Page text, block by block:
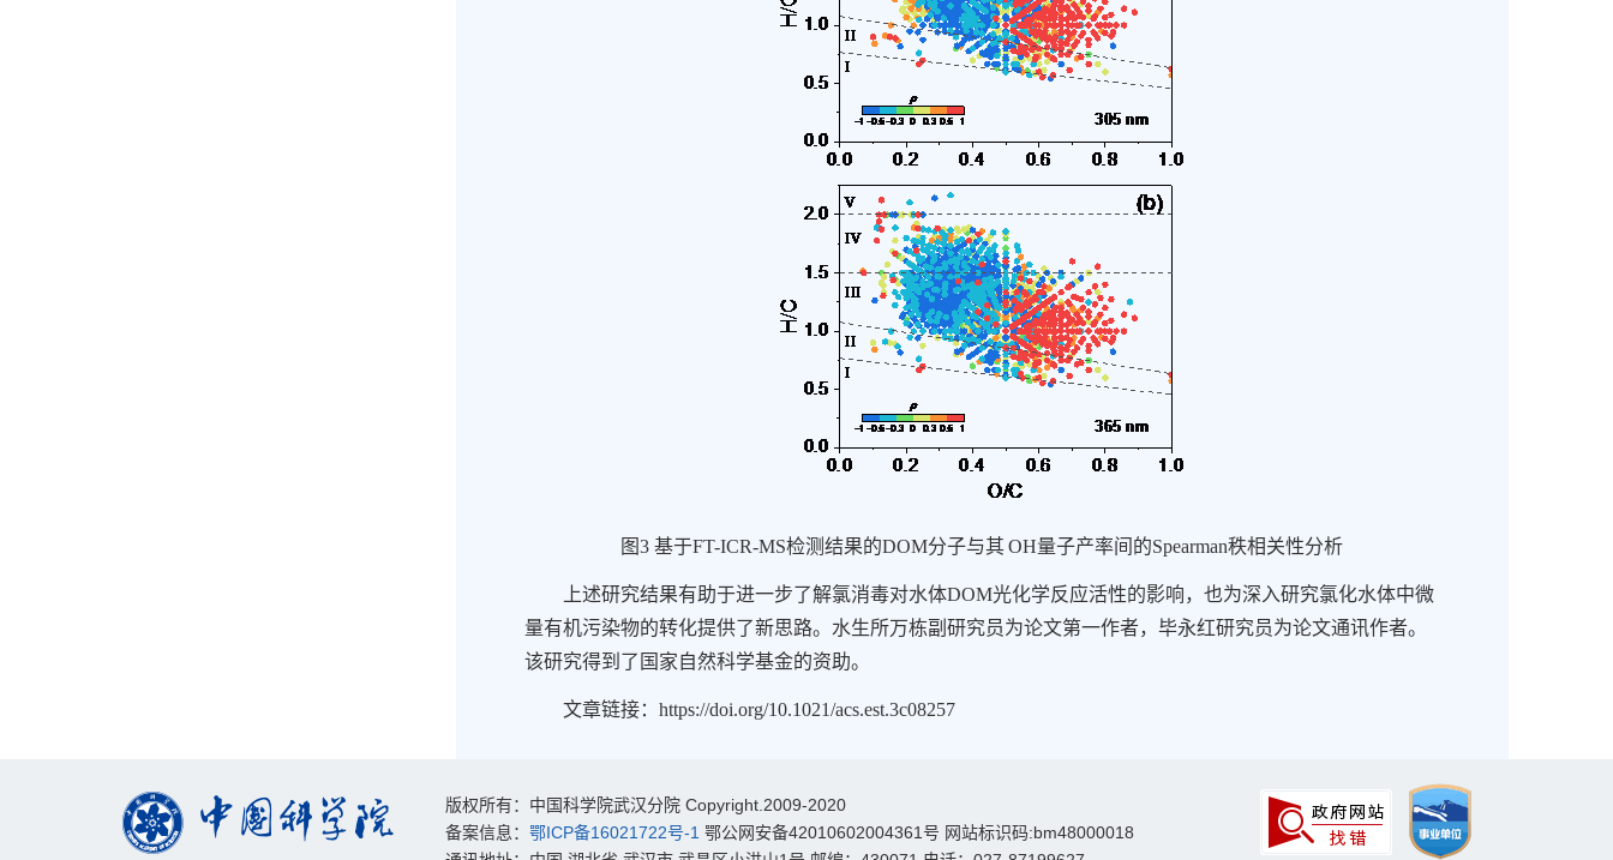
图3基于FT-ICR-MS检测结果的DOM分子与其OH量子产率间的Spearman秩相关性分析
上述研究结果有助于进一步了解氯消毒对水体DOM光化学反应活性的影响，也为深入研究氯化水体中微
量有机污染物的转化提供了新思路。水生所万栋副研究员为论文第一作者，毕永红研究员为论文通讯作者。
该研究得到了国家自然科学基金的资助。
文章链接： https://doi.org/10.1021/acs.est.3c08257
版权所有：中国科学院武汉分院 Copyright.2009-2020
备案信息：鄂ICP备16021722号-1 鄂公网安备42010602004361号 网站标识码:bm48000018